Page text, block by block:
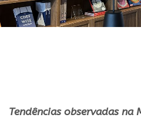
Tendências observadas na